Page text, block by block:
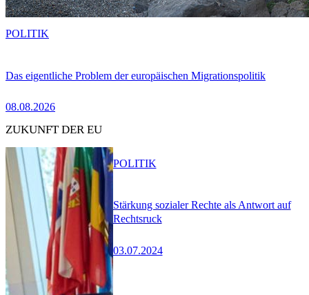
Das eigentliche Problem der europäischen Migrationspolitik
08.08.2026
POLITIK
ZUKUNFT DER EU
Stärkung sozialer Rechte als Antwort auf
Rechtsruck
03.07.2024
POLITIK